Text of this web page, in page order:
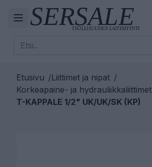
Etusivu /Liittimet ja nipat /
Korkeapaine- ja hydrauliikkaliittimet
T-KAPPALE 1/2" UK/UK/SK (KP)